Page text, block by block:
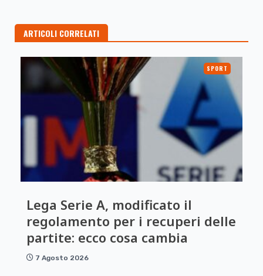
ARTICOLI CORRELATI
SPORT
Lega Serie A, modificato il
regolamento per i recuperi delle
partite: ecco cosa cambia
7 Agosto 2026